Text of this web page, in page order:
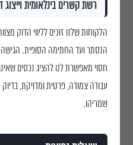
רשת קשרים בינלאומית וייצוג
הלקוחות שלנו זוכים לליווי הדוק
חסוי מאפשרת לנו להציג נכסים
עבודה צמודה, פרטית ומדויקת,
שמריהו.